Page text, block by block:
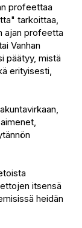
profeettaa
tarkoittaa,
ajan profeetta
Vanhan
päätyy, mistä
erityisesti,
itsensä
heidän